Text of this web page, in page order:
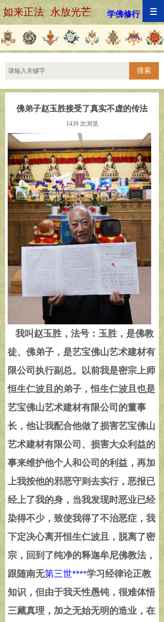
如来正法 永放光芒 学佛修行
搜索
佛弟子赵玉胜接受了真实不虚的传法
1439 次浏览
我叫赵玉胜，法号：玉胜，是佛教
徒、佛弟子，是艺宝佛山艺术建材有
限公司执行副总。以前我是密宗上师
恒生仁波且的弟子，恒生仁波且也是
艺宝佛山艺术建材有限公司的董事
长，他让我配合他做了损害艺宝佛山
艺术建材有限公司、损害大众利益的
事来维护他个人和公司的利益，再加
上我按他的邪恶守则去实行，恶报已
经上了我的身，当我发现时恶业已经
染得不少，致使我得了不治恶症，我
下定决心离开恒生仁波且，脱离了密
宗，回到了纯净的释迦牟尼佛教法，
跟随南无第三世****学习经律论正教
知识，但由于我天性愚钝，很难体悟
三藏真理，加之无始无明的造业，在